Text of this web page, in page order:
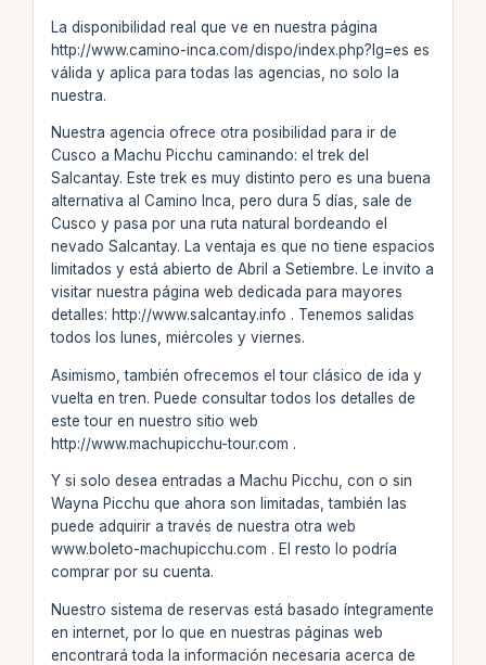
La disponibilidad real que ve en nuestra página
http://www.camino-inca.com/dispo/index.php?lg=es es
válida y aplica para todas las agencias, no solo la
nuestra.
Nuestra agencia ofrece otra posibilidad para ir de
Cusco a Machu Picchu caminando: el trek del
Salcantay. Este trek es muy distinto pero es una buena
alternativa al Camino Inca, pero dura 5 días, sale de
Cusco y pasa por una ruta natural bordeando el
nevado Salcantay. La ventaja es que no tiene espacios
limitados y está abierto de Abril a Setiembre. Le invito a
visitar nuestra página web dedicada para mayores
detalles: http://www.salcantay.info . Tenemos salidas
todos los lunes, miércoles y viernes.
Asimismo, también ofrecemos el tour clásico de ida y
vuelta en tren. Puede consultar todos los detalles de
este tour en nuestro sitio web
http://www.machupicchu-tour.com .
Y si solo desea entradas a Machu Picchu, con o sin
Wayna Picchu que ahora son limitadas, también las
puede adquirir a través de nuestra otra web
www.boleto-machupicchu.com . El resto lo podría
comprar por su cuenta.
Nuestro sistema de reservas está basado íntegramente
en internet, por lo que en nuestras páginas web
encontrará toda la información necesaria acerca de